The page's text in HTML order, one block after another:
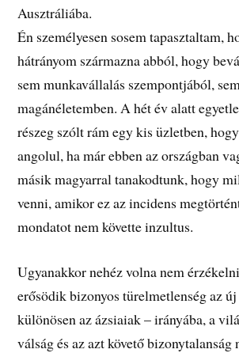
Ausztráliába.
Én személyesen sosem tapasztaltam,
hátrányom származna abból, hogy
sem munkavállalás szempontjából,
magánéletemben. A hét év alatt
részeg szólt rám egy kis üzletben,
angolul, ha már ebben az országban
másik magyarral tanakodtunk, hogy
venni, amikor ez az incidens
mondatot nem követte inzultus.
Ugyanakkor nehéz volna nem
erősödik bizonyos türelmetlenség az
különösen az ázsiaiak – irányába, a
válság és az azt követő